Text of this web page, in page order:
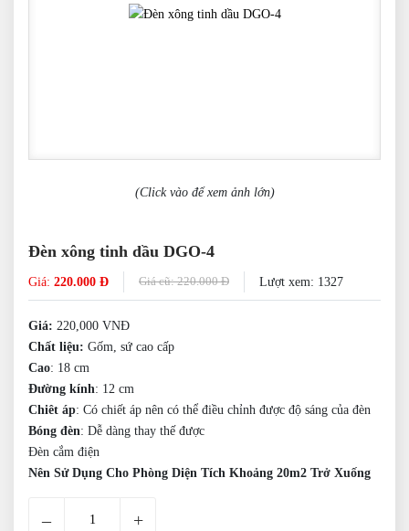
(Click vào để xem ảnh lớn)
Đèn xông tinh dầu DGO-4
Giá: 220.000 Đ Giá cũ: 220.000 Đ Lượt xem: 1327
Giá: 220,000 VNĐ
Chất liệu: Gốm, sứ cao cấp
Cao: 18 cm
Đường kính: 12 cm
Chiêt áp: Có chiết áp nên có thể điều chỉnh được độ sáng của đèn
Bóng đèn: Dễ dàng thay thế được
Đèn cắm điện
Nên Sử Dụng Cho Phòng Diện Tích Khoảng 20m2 Trở Xuống
– +